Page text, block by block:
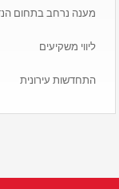
מענה נרחב בתחום
ליווי משקיעים
התחדשות עירונית